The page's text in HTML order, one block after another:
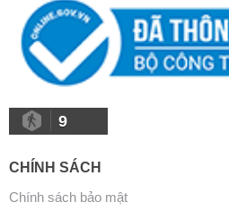
9
CHÍNH SÁCH
Chính sách bảo mật